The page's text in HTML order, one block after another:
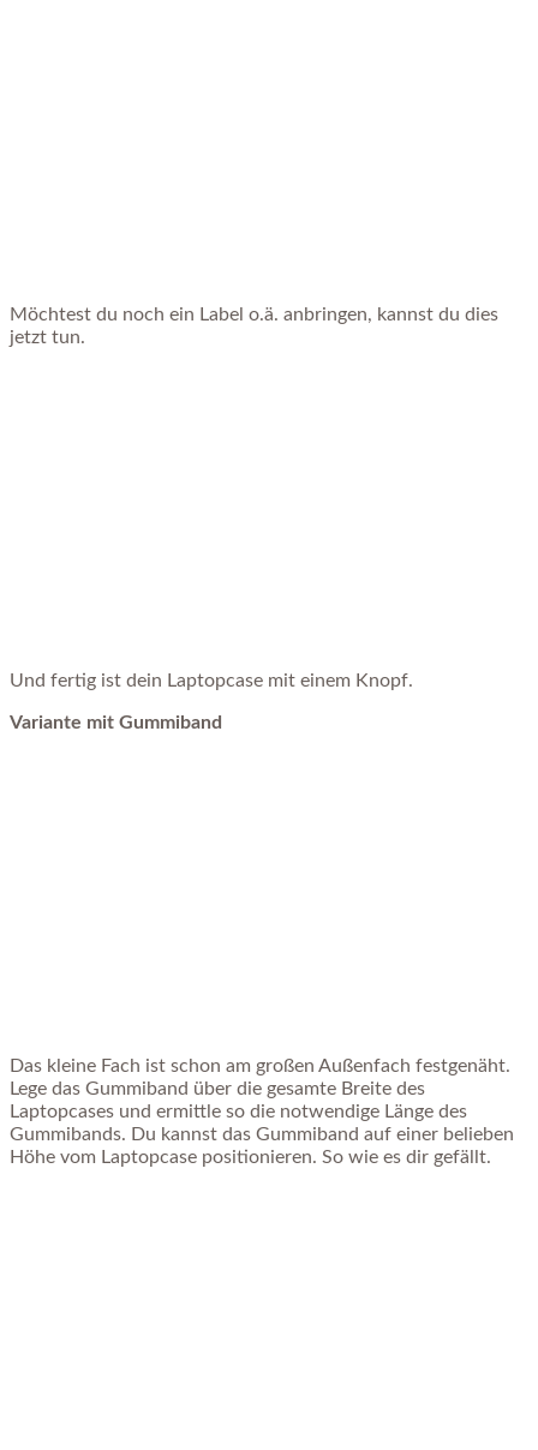
Möchtest du noch ein Label o.ä. anbringen, kannst du dies
jetzt tun.
Und fertig ist dein Laptopcase mit einem Knopf.
Variante mit Gummiband
Das kleine Fach ist schon am großen Außenfach festgenäht.
Lege das Gummiband über die gesamte Breite des
Laptopcases und ermittle so die notwendige Länge des
Gummibands. Du kannst das Gummiband auf einer belieben
Höhe vom Laptopcase positionieren. So wie es dir gefällt.